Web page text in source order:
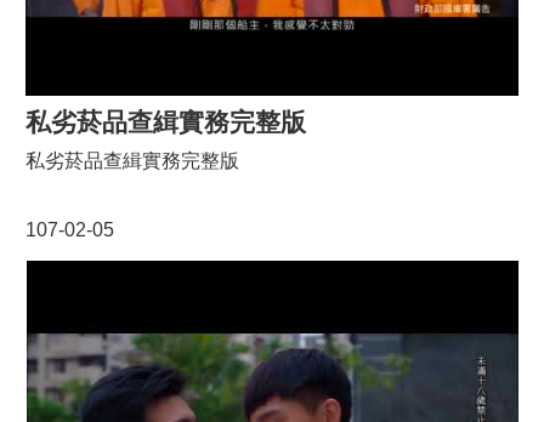
私劣菸品查緝實務完整版
107-02-05
私劣菸品查緝實務完整版